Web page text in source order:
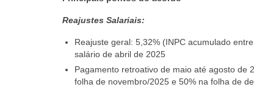
Reajustes Salariais:
Reajuste geral: 5,32% (INPC acumulado
salário de abril de 2025
Pagamento retroativo de maio até agosto de
folha de novembro/2025 e 50% na folha de